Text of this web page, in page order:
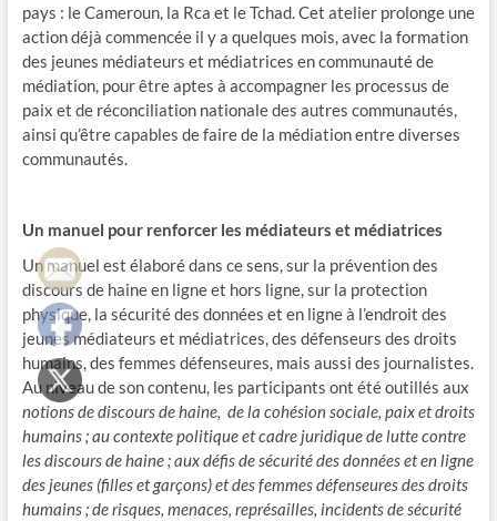
pays : le Cameroun, la Rca et le Tchad. Cet atelier prolonge une
action déjà commencée il y a quelques mois, avec la formation
des jeunes médiateurs et médiatrices en communauté de
médiation, pour être aptes à accompagner les processus de
paix et de réconciliation nationale des autres communautés,
ainsi qu’être capables de faire de la médiation entre diverses
communautés.
Un manuel pour renforcer les médiateurs et médiatrices
Un manuel est élaboré dans ce sens, sur la prévention des
discours de haine en ligne et hors ligne, sur la protection
physique, la sécurité des données et en ligne à l’endroit des
jeunes médiateurs et médiatrices, des défenseurs des droits
humains, des femmes défenseures, mais aussi des journalistes.
Au niveau de son contenu, les participants ont été outillés aux
notions de discours de haine, de la cohésion sociale, paix et droits
humains ; au contexte politique et cadre juridique de lutte contre
les discours de haine ; aux défis de sécurité des données et en ligne
des jeunes (filles et garçons) et des femmes défenseures des droits
humains ; de risques, menaces, représailles, incidents de sécurité